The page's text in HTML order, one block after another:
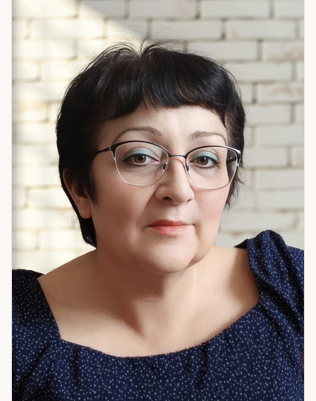
которую не может ни изменить, ни отпустить — и от этого
тревога только нарастает. Именно здесь важна не
поддержка, а точная картина. Травничество — отдельная
специализация, которой нет у большинства практиков.
Это не общая рекомендация «выпейте успокоительный
сбор». Это точный подбор под конкретную задачу: для
восстановления внутреннего ресурса, для защиты, для
снятия длительного напряжения. Травы работают через
тело — там, куда слова и символы не добираются. Мягко,
но ощутимо. Свечное мастерство — конкретный
инструмент для закрепления намерения и
программирования нужного результата. Не
символический жест, а точно подобранная под задачу
практика с конкретным алгоритмом. На каждой
консультации работаю по существу: что вижу в ситуации,
что мешает двигаться вперёд, что делать конкретно. Без
воды и без лишних слов. Если вам важна честная картина и
понимание следующего шага — я готова к разговору.